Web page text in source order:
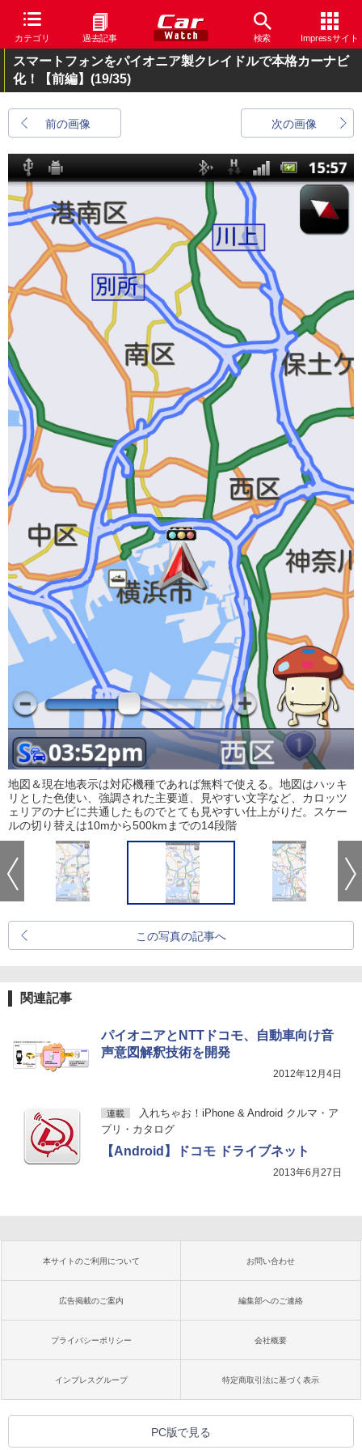
カテゴリ 過去記事 検索 Impressサイト
スマートフォンをパイオニア製クレイドルで本格カーナビ
化！【前編】 (19/35)
前の画像 次の画像
地図＆現在地表示は対応機種であれば無料で使える。地図はハッキ
リとした色使い、強調された主要道、見やすい文字など、カロッツ
ェリアのナビに共通したものでとても見やすい仕上がりだ。スケー
ルの切り替えは10mから500kmまでの14段階
この写真の記事へ
関連記事
パイオニアとNTTドコモ、自動車向け音
声意図解釈技術を開発
2012年12月4日
連載
入れちゃお！iPhone & Android クルマ・ア
プリ・カタログ
【Android】ドコモ ドライブネット
2013年6月27日
本サイトのご利用について お問い合わせ
広告掲載のご案内 編集部へのご連絡
プライバシーポリシー 会社概要
インプレスグループ 特定商取引法に基づく表示
PC版で見る